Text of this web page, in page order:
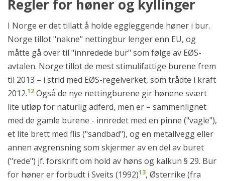
Regler for høner og kyllinger
I Norge er det tillatt å holde eggleggende høner i bur.
Norge tillot "nakne" nettingbur lenger enn EU, og
måtte gå over til "innredede bur" som følge av EØS-
avtalen. Norge tillot de mest stimulifattige burene frem
til 2013 – i strid med EØS-regelverket, som trådte i kraft
2012.12 Også de nye nettingburene gir hønene svært
lite utløp for naturlig adferd, men er – sammenlignet
med de gamle burene - innredet med en pinne ("vagle"),
et lite brett med flis ("sandbad"), og en metallvegg eller
annen avgrensning som skjermer av en del av buret
("rede") jf. forskrift om hold av høns og kalkun § 29. Bur
for høner er forbudt i Sveits (1992)13, Østerrike (fra